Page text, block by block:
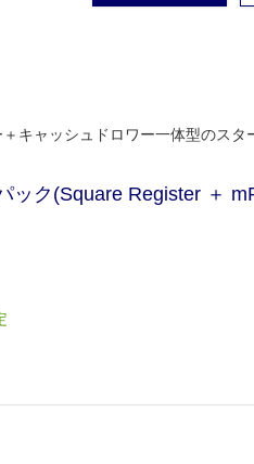
キャッシュドロワー一体型のスタ
ック(Square Register ＋